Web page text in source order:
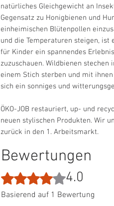
natürliches Gleichgewicht an
Gegensatz zu Honigbienen und
einheimischen Blütenpollen
und die Temperaturen steigen, ist
für Kinder ein spannendes
zuzuschauen. Wildbienen
einem Stich sterben und mit
sich ein sonniges und
ÖKO-JOB restauriert, up- und
neuen stylischen Produkten. Wir
zurück in den 1. Arbeitsmarkt.
Bewertungen
Mit 4 von 5 Sternen bewertet.
4.0
Basierend auf 1 Bewertung